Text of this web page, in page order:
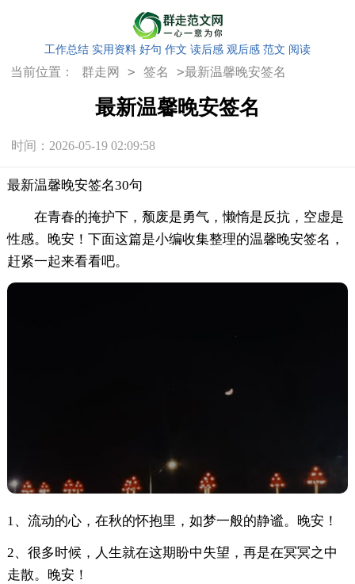
工作总结 实用资料 好句 作文 读后感 观后感 范文 阅读
当前位置： 群走网 > 签名 >最新温馨晚安签名
最新温馨晚安签名
时间：2026-05-19 02:09:58
最新温馨晚安签名30句
在青春的掩护下，颓废是勇气，懒惰是反抗，空虚是
性感。晚安！下面这篇是小编收集整理的温馨晚安签名，
赶紧一起来看看吧。
1、流动的心，在秋的怀抱里，如梦一般的静谧。晚安！
2、很多时候，人生就在这期盼中失望，再是在冥冥之中
走散。晚安！